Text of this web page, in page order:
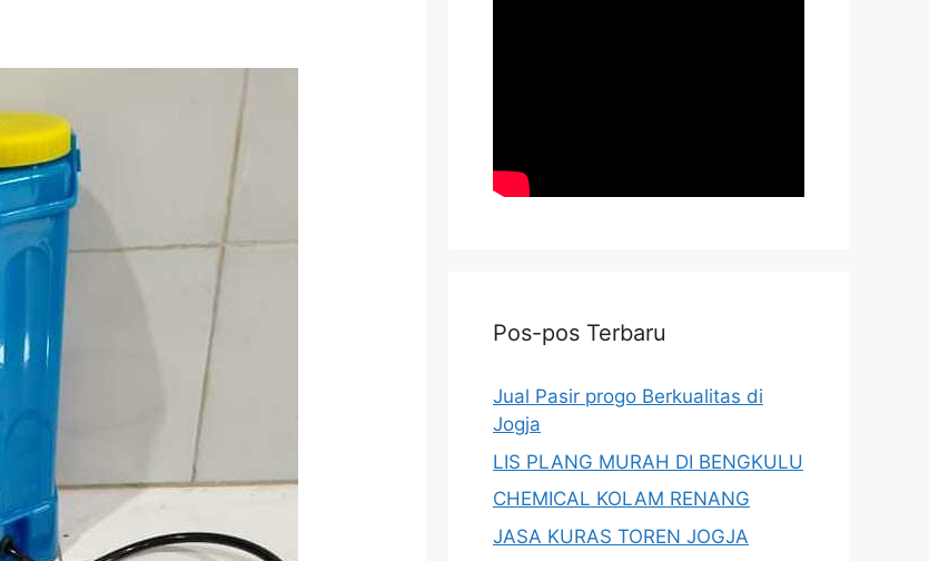
Pos-pos Terbaru
Jual Pasir progo Berkualitas di
Jogja
LIS PLANG MURAH DI BENGKULU
CHEMICAL KOLAM RENANG
JASA KURAS TOREN JOGJA